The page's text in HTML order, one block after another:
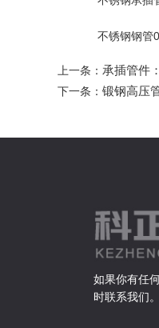
不锈钢钢管
上一条： 承插管件
下一条： 锻钢高压
如果你有任
时联系我们